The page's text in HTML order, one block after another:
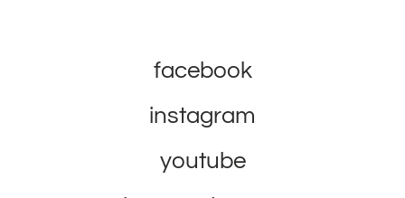
facebook
instagram
youtube